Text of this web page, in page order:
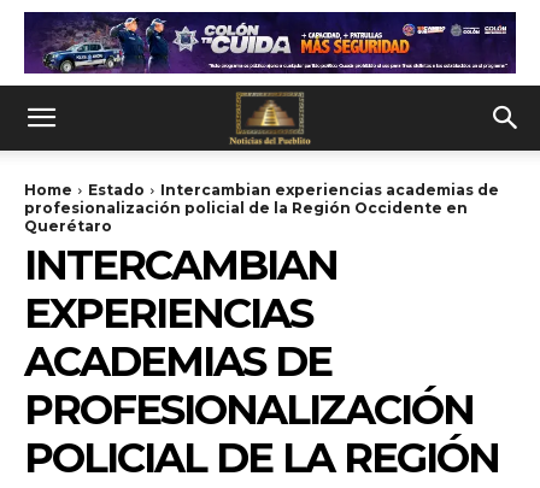
Home Estado
Intercambian experiencias academias de
profesionalización policial de la Región Occidente en
Querétaro
INTERCAMBIAN
EXPERIENCIAS
ACADEMIAS DE
PROFESIONALIZACIÓN
POLICIAL DE LA REGIÓN